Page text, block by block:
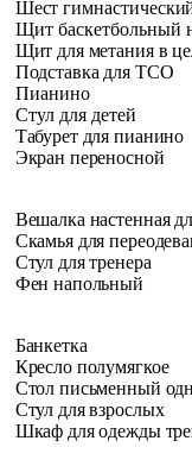
Шест
Щит баскетбольный
Щит для метания в
Подставка для ТСО
Пианино
Стул для детей
Табурет для пианино
Экран переносной
Вешалка настенная
Скамья для
Стул для тренера
Фен напольный
Банкетка
Кресло полумягкое
Стол письменный
Стул для взрослых
Шкаф для одежды